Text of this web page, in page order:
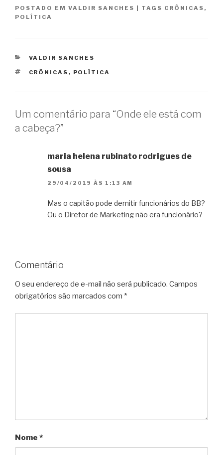
POSTADO EM VALDIR SANCHES TAGS CRÔNICAS ,
POLÍTICA
CATEGORIAS
VALDIR SANCHES
TAGS
CRÔNICAS , POLÍTICA
Um comentário para “Onde ele está com
a cabeça?”
maria helena rubinato rodrigues de
sousa
29/04/2019 ÀS 1:13 AM
Mas o capitão pode demitir funcionários do BB?
Ou o Diretor de Marketing não era funcionário?
Comentário
O seu endereço de e-mail não será publicado. Campos
obrigatórios são marcados com *
Nome *